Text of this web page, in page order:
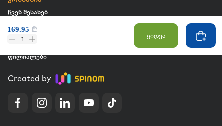
169.95 ₾
1 ყიდვა
ჩვენ შესახებ
ვაკანსია
კომერციული შესყიდვები
ფილიალები
Created by